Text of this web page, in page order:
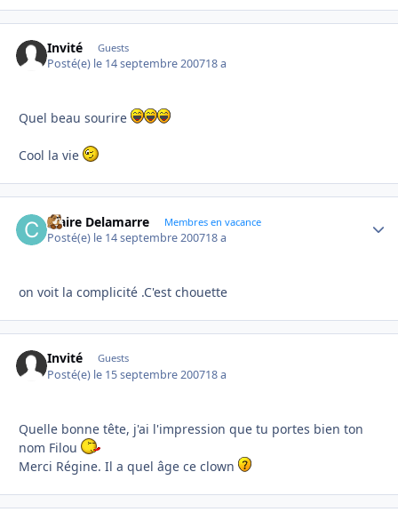
Invité Guests
Posté(e) le 14 septembre 200718 a
Quel beau sourire
Cool la vie
Claire Delamarre Membres en vacance
Posté(e) le 14 septembre 200718 a
on voit la complicité .C'est chouette
Invité Guests
Posté(e) le 15 septembre 200718 a
Quelle bonne tête, j'ai l'impression que tu portes bien ton
nom Filou
Merci Régine. Il a quel âge ce clown